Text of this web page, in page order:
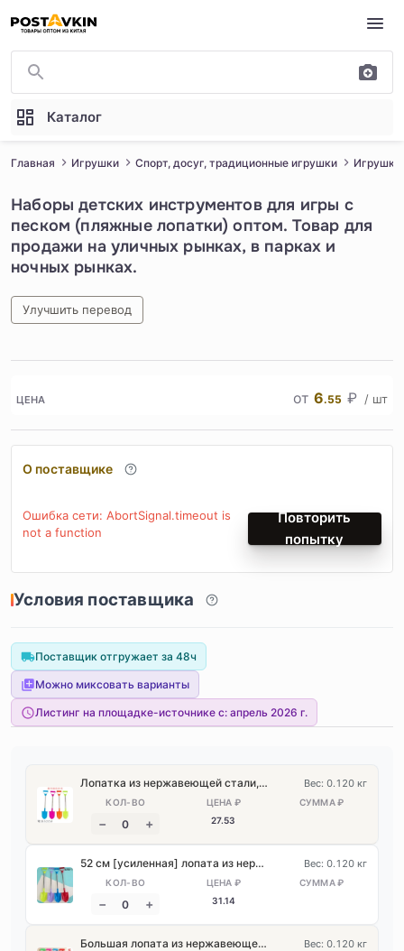
Перейти к основному содержимому
Каталог
Главная Игрушки Спорт, досуг, традиционные игрушки Игрушки
Наборы детских инструментов для игры с
песком (пляжные лопатки) оптом. Товар для
продажи на уличных рынках, в парках и
ночных рынках.
Улучшить перевод
ЦЕНА от 6.55 ₽ / шт
О поставщике
Ошибка сети: AbortSignal.timeout is
not a function
Повторить
попытку
Условия поставщика
Поставщик отгружает за 48ч
Можно миксовать варианты
Листинг на площадке-источнике с: апрель 2026 г.
Лопатка из нержавеющей стали, 52 см, цвет — случайный
27.53
Вес: 0.120 кг
52 см [усиленная] лопата из нержавеющей стали, цвет — случайный
31.14
Вес: 0.120 кг
Большая лопата из нержавеющей стали, 65 см Вес: 0.120 кг